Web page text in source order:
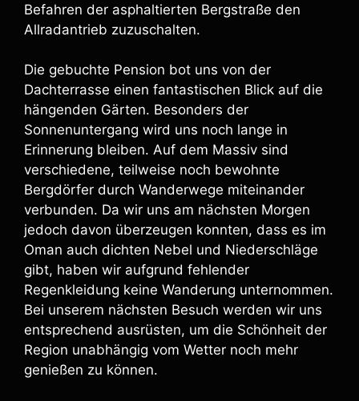
Befahren der asphaltierten Bergstraße den
Allradantrieb zuzuschalten.
Die gebuchte Pension bot uns von der
Dachterrasse einen fantastischen Blick auf die
hängenden Gärten. Besonders der
Sonnenuntergang wird uns noch lange in
Erinnerung bleiben. Auf dem Massiv sind
verschiedene, teilweise noch bewohnte
Bergdörfer durch Wanderwege miteinander
verbunden. Da wir uns am nächsten Morgen
jedoch davon überzeugen konnten, dass es im
Oman auch dichten Nebel und Niederschläge
gibt, haben wir aufgrund fehlender
Regenkleidung keine Wanderung unternommen.
Bei unserem nächsten Besuch werden wir uns
entsprechend ausrüsten, um die Schönheit der
Region unabhängig vom Wetter noch mehr
genießen zu können.